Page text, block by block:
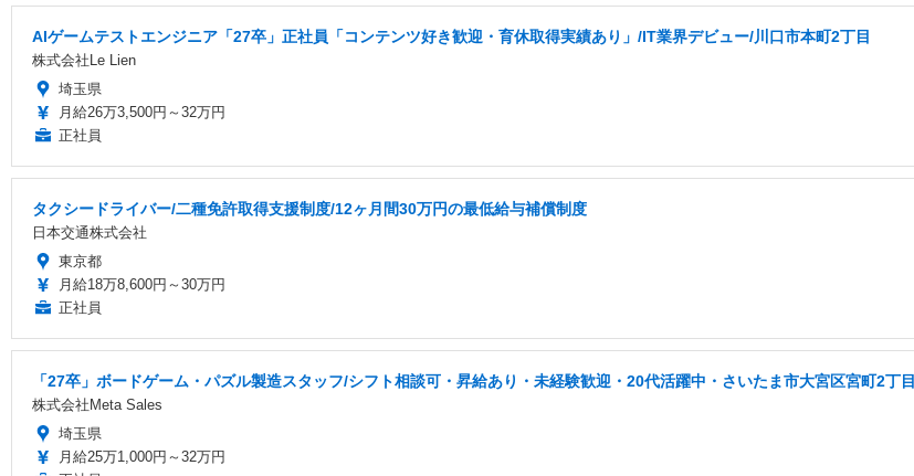
AIゲームテストエンジニア「27卒」正社員「コンテンツ好き歓迎・育休取得実績あり」/IT業界デビュー/川口市本町2丁目
株式会社Le Lien
埼玉県
月給26万3,500円～32万円
正社員
タクシードライバー/二種免許取得支援制度/12ヶ月間30万円の最低給与補償制度
日本交通株式会社
東京都
月給18万8,600円～30万円
正社員
「27卒」ボードゲーム・パズル製造スタッフ/シフト相談可・昇給あり・未経験歓迎・20代活躍中・さいたま市大宮区宮町2丁目
株式会社Meta Sales
埼玉県
月給25万1,000円～32万円